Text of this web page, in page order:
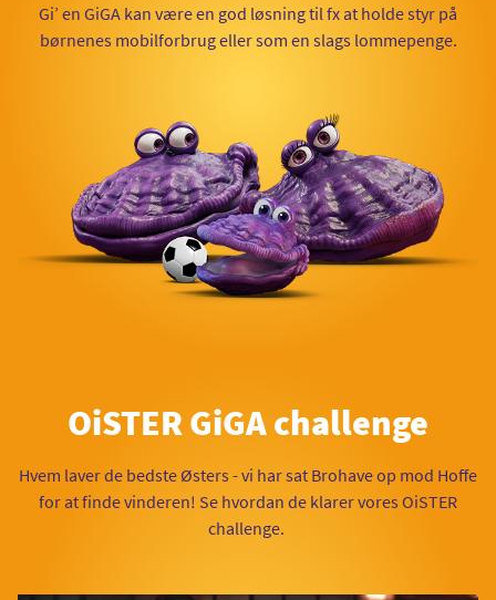
Gi’ en GiGA kan være en god løsning til fx at holde styr på
børnenes mobilforbrug eller som en slags lommepenge.
OiSTER GiGA challenge
Hvem laver de bedste Østers - vi har sat Brohave op mod Hoffe
for at finde vinderen! Se hvordan de klarer vores OiSTER
challenge.